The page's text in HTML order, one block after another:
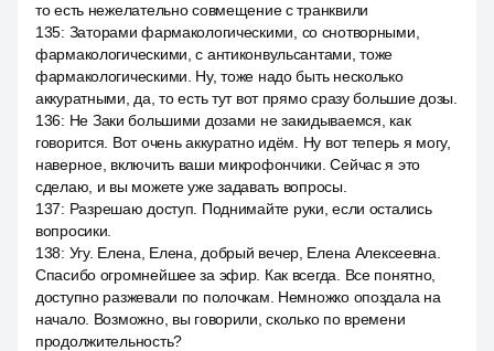
то есть нежелательно совмещение с транквили
135: Заторами фармакологическими, со снотворными,
фармакологическими, с антиконвульсантами, тоже
фармакологическими. Ну, тоже надо быть несколько
аккуратными, да, то есть тут вот прямо сразу большие дозы.
136: Не Заки большими дозами не закидываемся, как
говорится. Вот очень аккуратно идём. Ну вот теперь я могу,
наверное, включить ваши микрофончики. Сейчас я это
сделаю, и вы можете уже задавать вопросы.
137: Разрешаю доступ. Поднимайте руки, если остались
вопросики.
138: Угу. Елена, Елена, добрый вечер, Елена Алексеевна.
Спасибо огромнейшее за эфир. Как всегда. Все понятно,
доступно разжевали по полочкам. Немножко опоздала на
начало. Возможно, вы говорили, сколько по времени
продолжительность?